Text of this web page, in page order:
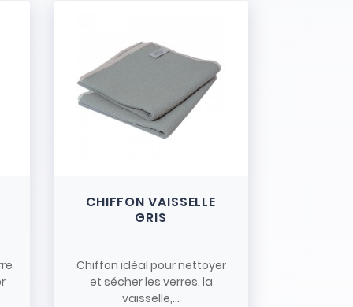
CHIFFON VAISSELLE
GRIS
Chiffon idéal pour nettoyer
et sécher les verres, la
vaisselle,...